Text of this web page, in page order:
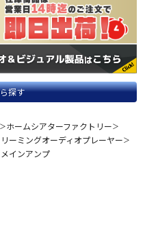
探す
＞ホームシアターファクトリー＞
ーミングオーディオプレーヤー＞
インアンプ